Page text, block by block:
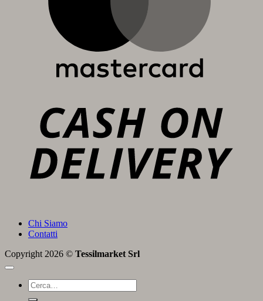
Chi Siamo
Contatti
Copyright 2026 © Tessilmarket Srl
Cerca: